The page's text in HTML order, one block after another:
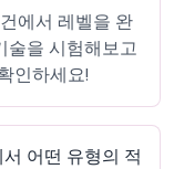
에서 레벨을 완
술을 시험해보고
인하세요!
어떤 유형의 적